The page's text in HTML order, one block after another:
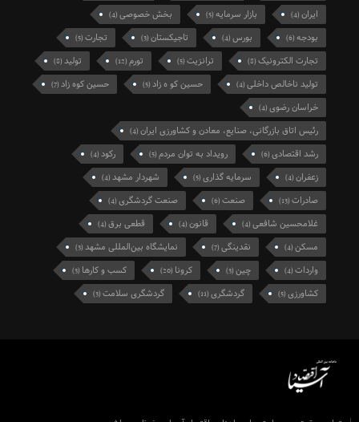
ایران(4) بازار سرمایه(5) بخش خصوصی(4)
بودجه(6) بورس(4) تاجیکستان(3) تجارت(5)
تجارت الکترونیک(8) ترانزیت(5) تورم(12) تولید(8)
تولید ناخالص داخلی(4) حسین کو ه زاد(5) حسین کوه زاد(7)
خراسان رضوی(4)
رئیس اتاق بازرگانی، صنایع، معادن و کشاورزی ایران(4)
رشد اقتصادی(6) رویداد به توان مردم(5) رکود(4)
زعفران(4) سرمایه گذاری(5) شهردار مشهد(4)
صادرات(13) صنعت(6) صنعت گردشگری(4)
غلامحسین شافعی(4) قانون(4) قطعی برق(4)
مسکن(4) نقدینگی(7) نمایشگاه بین‌المللی مشهد(3)
واردات(4) چین(3) کرونا (20) کسب و کارها (3)
کشاورزی(5) گردشگری(11) گردشگری سلامت(3)